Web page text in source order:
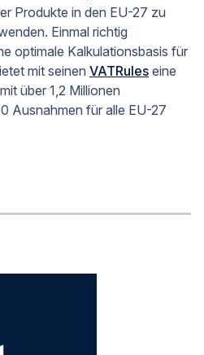
Produkte in den EU-27 zu
Einmal richtig
optimale Kalkulationsbasis für
mit seinen VATRules eine
über 1,2 Millionen
Ausnahmen für alle EU-27